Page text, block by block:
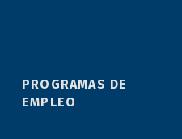
PROGRAMAS DE
EMPLEO